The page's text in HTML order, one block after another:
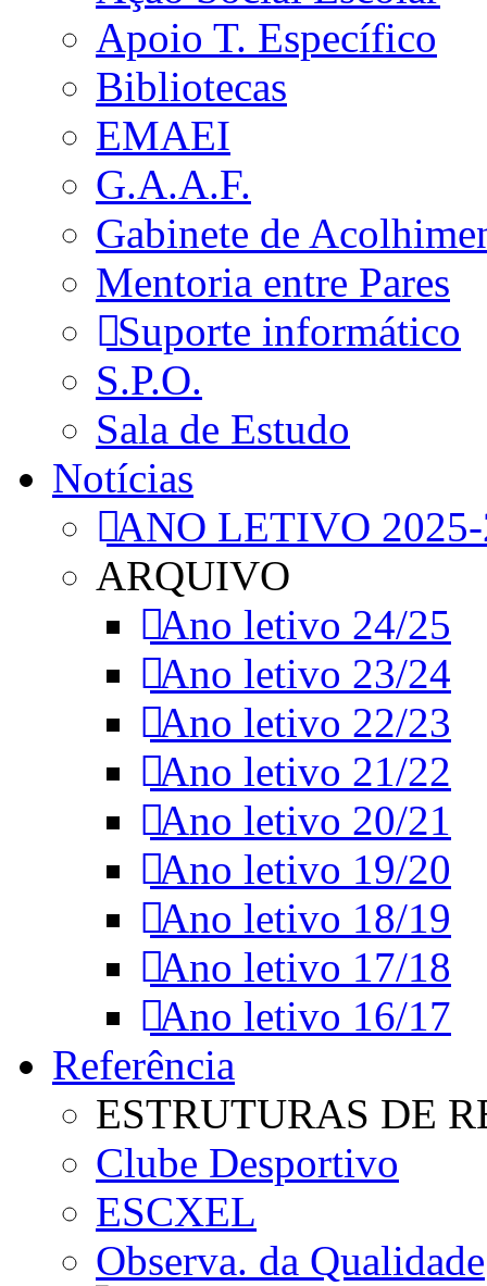
Apoio T. Específico
Bibliotecas
EMAEI
G.A.A.F.
Gabinete de
Mentoria entre Pares
Suporte informático
S.P.O.
Sala de Estudo
Notícias
ANO LETIVO
ARQUIVO
Ano letivo 24/25
Ano letivo 23/24
Ano letivo 22/23
Ano letivo 21/22
Ano letivo 20/21
Ano letivo 19/20
Ano letivo 18/19
Ano letivo 17/18
Ano letivo 16/17
Referência
ESTRUTURAS DE
Clube Desportivo
ESCXEL
Observa. da Qualidade